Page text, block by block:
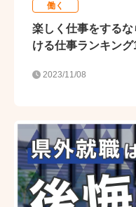
働く
楽しく仕事をする
ける仕事ランキング
2023/11/08